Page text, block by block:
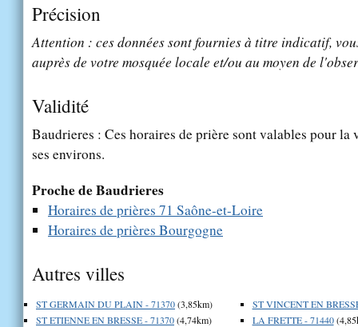
Précision
Attention : ces données sont fournies à titre indicatif,
auprès de votre mosquée locale et/ou au moyen de
Validité
Baudrieres : Ces horaires de prière sont valables pour
ses environs.
Proche de Baudrieres
Horaires de prières 71 Saône-et-Loire
Horaires de prières Bourgogne
Autres villes
ST GERMAIN DU PLAIN - 71370(3,85km)
ST ETIENNE EN BRESSE - 71370(4,74km)
ST VINCENT EN
LA FRETTE - 71440